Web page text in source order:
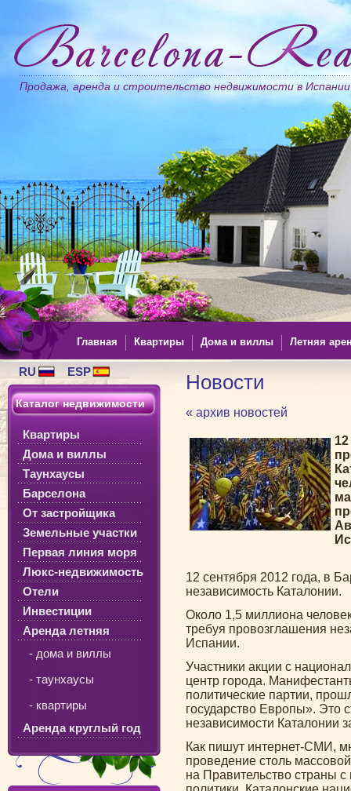
Продажа, аренда и строительство недвижимости в Испании
Главная Квартиры Дома и виллы Летняя
RU ESP
Каталог недвижимости
Квартиры
Дома и виллы
Таунхаусы
Барселона
От застройщика
Земельные участки
Первая линия моря
Люкс-недвижимость
Отели
Инвестиции
Аренда летняя
- дома и виллы
- таунхаусы
- квартиры
Аренда круглый год
Новости
« архив новостей
12 сентября 2012 года, в
независимость Каталонии.
Около 1,5 миллиона
требуя провозглашения
Испании.
Участники акции с
центр города.
политические партии,
государство Европы». Это
независимости Каталонии
Как пишут интернет-СМИ,
проведение столь
на Правительство страны